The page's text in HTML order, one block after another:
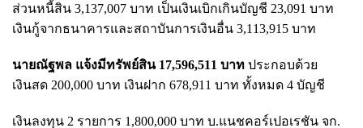
ส่วนหนี้สิน 3,137,007 บาท เป็นเงินเบิกเกินบัญชี 23,091 บาท
เงินกู้จากธนาคารและสถาบันการเงินอื่น 3,113,915 บาท
นายณัฐพล แจ้งมีทรัพย์สิน 17,596,511 บาท ประกอบด้วย
เงินสด 200,000 บาท เงินฝาก 678,911 บาท ทั้งหมด 4 บัญชี
เงินลงทุน 2 รายการ 1,800,000 บาท บ.แนชคอร์เปอเรชัน จก.